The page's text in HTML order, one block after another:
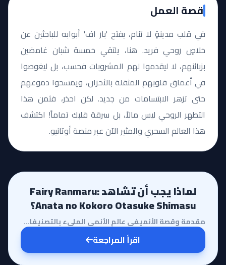
قصة العمل
في قلب مدينةٍ لا تنام، يفتح 'بار اف' أبوابه للباحثين عن
خلاصٍ روحي فريد. هنا، يلتقي خمسة شبان غامضين
بزبائنهم، لا ليقدموا لهم المشروبات فحسب، بل ليغوصوا
في أعماق قلوبهم المثقلة بالأحزان، ويمسحوا دموعهم
حتى تزهر الابتسامات من جديد. لكن احذر، فثمن هذا
التطهر الروحي ليس مالاً، بل سرقة قلبك تماماً! اكتشف
هذا العالم السحري والمثير الآن عبر منصة أوتانيو.
لماذا يجب أن تشاهد Fairy Ranmaru:
Anata no Kokoro Otasuke Shimasu؟
مقدمة وقصة الأنميفي عالم الأنمي المليء بالتصنيفات التقليدية، يأتي أنمي Fairy Ranmaru: Anata no Kokor...
اقرأ المراجعة